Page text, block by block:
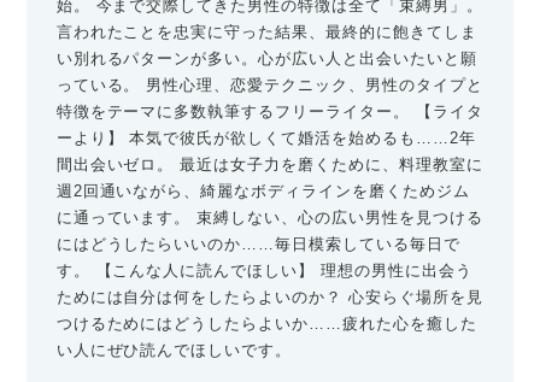
始。 今まで交際してきた男性の特徴は全て「束縛男」。
言われたことを忠実に守った結果、最終的に飽きてしま
い別れるパターンが多い。心が広い人と出会いたいと願
っている。 男性心理、恋愛テクニック、男性のタイプと
特徴をテーマに多数執筆するフリーライター。 【ライタ
ーより】 本気で彼氏が欲しくて婚活を始めるも……2年
間出会いゼロ。 最近は女子力を磨くために、料理教室に
週2回通いながら、綺麗なボディラインを磨くためジム
に通っています。 束縛しない、心の広い男性を見つける
にはどうしたらいいのか……毎日模索している毎日で
す。 【こんな人に読んでほしい】 理想の男性に出会う
ためには自分は何をしたらよいのか？ 心安らぐ場所を見
つけるためにはどうしたらよいか……疲れた心を癒した
い人にぜひ読んでほしいです。